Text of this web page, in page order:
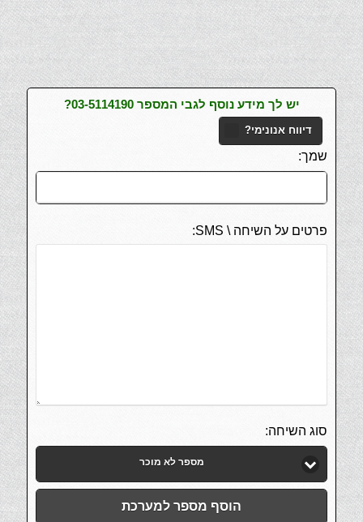
יש לך מידע נוסף לגבי המספר 03-5114190?
דיווח אנונימי?
שמך:
פרטים על השיחה \ SMS:
סוג השיחה:
מספר לא מוכר
הוסף מספר למערכת